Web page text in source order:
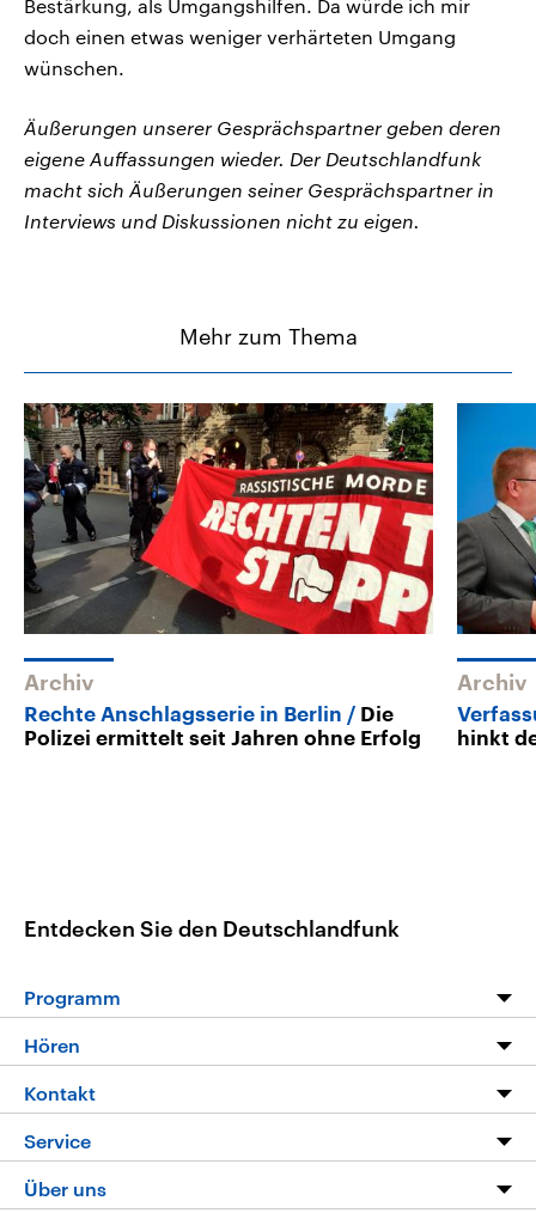
Bestärkung, als Umgangshilfen. Da würde ich mir
doch einen etwas weniger verhärteten Umgang
wünschen.
Äußerungen unserer Gesprächspartner geben deren
eigene Auffassungen wieder. Der Deutschlandfunk
macht sich Äußerungen seiner Gesprächspartner in
Interviews und Diskussionen nicht zu eigen.
Mehr zum Thema
Archiv
Rechte Anschlagsserie in Berlin
Die
Polizei ermittelt seit Jahren ohne Erfolg
Archiv
hinkt
Entdecken Sie den Deutschlandfunk
Programm
Programm
Die Nachrichten
Nachrichtenleicht
Neue Beiträge auf dlf.de
Hören
Livestream
Podcasts
Deutschlandfunk App
Kontakt
Hörerservice
Service
FAQ
Über uns